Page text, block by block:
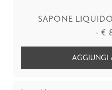
SAPONE
- €
AGGIUNGI